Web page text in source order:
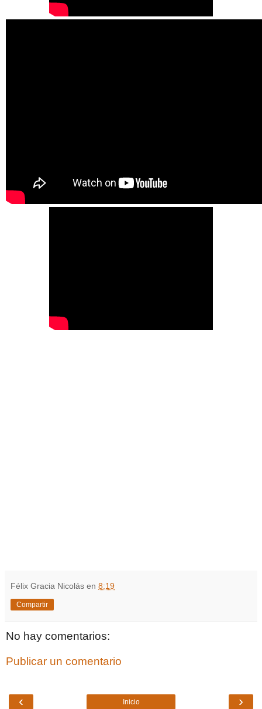
Félix Gracia Nicolás en 8:19
Compartir
No hay comentarios:
Publicar un comentario
‹ ›
Inicio